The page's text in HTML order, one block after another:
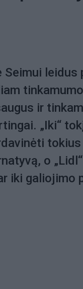
Seimui
ir
„Iki“
o
iki galiojimo